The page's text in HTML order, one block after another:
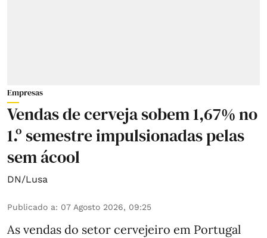
Empresas
Vendas de cerveja sobem 1,67% no
1.º semestre impulsionadas pelas
sem ácool
DN/Lusa
Publicado a: 07 Agosto 2026, 09:25
As vendas do setor cervejeiro em Portugal